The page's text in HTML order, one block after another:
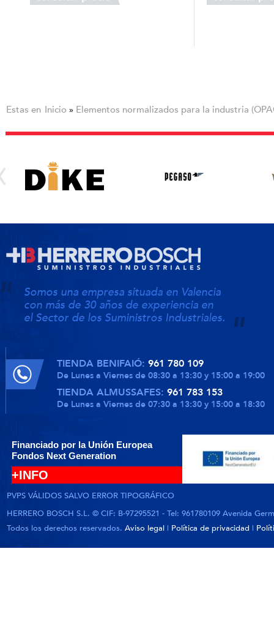
Estas en Inicio » Elementos normalizados para la industria
Somos una empresa situada en Valencia
con más de 30 años de experiencia en
el Sector de los Suministros Industriales.
TIENDA BENIFAIÓ: 961 780 109
De Lunes a Viernes de 08:30 a 13:30 y 15:00 a 19:00
TIENDA ALMUSSAFES: 961 783 153
De Lunes a Viernes de 07:30 a 13:30 y 15:00 a 18:30
Financiado por la Unión Europea
Fondos Next Generation
+INFO
PVPS VÁLIDOS SALVO ERROR TIPOGRÁFICO
HERRERO BOSCH S.L. © CIF: B-97295521 - Tel: 961780109 Avenida
Todos los derechos reservados. Aviso legal | Política de privacidad |